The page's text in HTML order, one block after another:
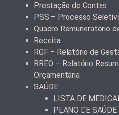
Prestação de Contas
PSS – Processo
Quadro Remuneratório
Receita
RGF – Relatório de
RREO – Relatório
Orçamentária
SAÚDE
LISTA DE
PLANO DE SAÚDE